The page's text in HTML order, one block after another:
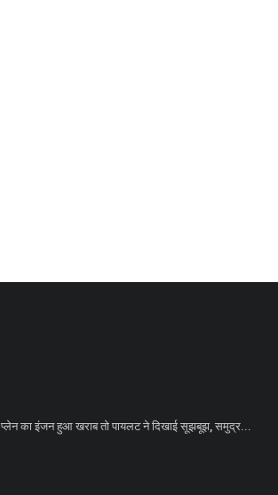
प्लेन का इंजन हुआ खराब तो पायलट ने दिखाई सूझबूझ, समुद्र...